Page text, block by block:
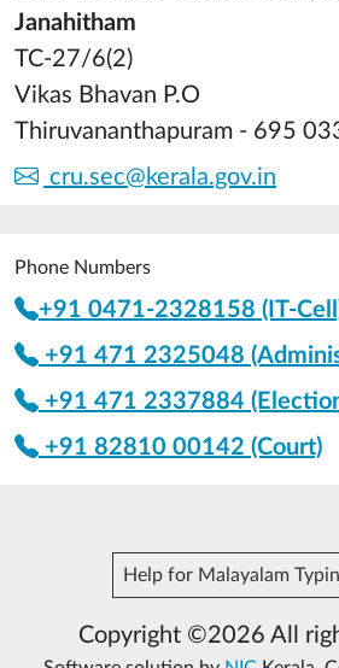
Janahitham
TC-27/6(2)
Vikas Bhavan P.O
Thiruvananthapuram - 695
cru.sec@kerala.gov.in
Phone Numbers
+91 0471-2328158 (IT-
+91 471 2325048
+91 471 2337884
+91 82810 00142 (Court)
Help for Malayalam
Copyright ©2026 All